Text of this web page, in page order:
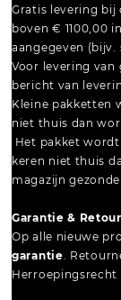
Gratis levering bij
boven € 1100,00
aangegeven (bijv.
Voor levering
bericht van
Kleine pakketten
niet thuis dan
Het pakket
keren niet thuis
magazijn
Garantie & Retour
Op alle nieuwe
garantie.
Herroepingsrecht